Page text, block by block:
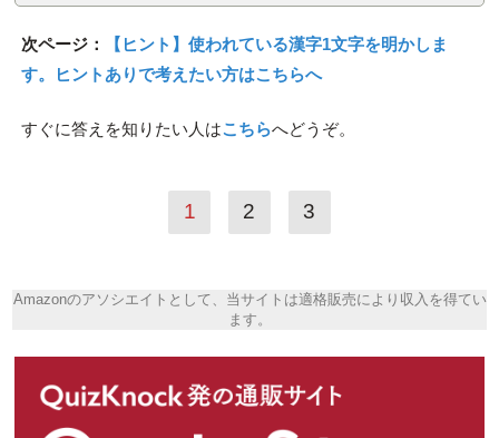
次ページ：
【ヒント】使われている漢字1文字を明かしま
す。ヒントありで考えたい方はこちらへ
すぐに答えを知りたい人はこちらへどうぞ。
1 2 3
Amazonのアソシエイトとして、当サイトは適格販売により収入を得てい
ます。